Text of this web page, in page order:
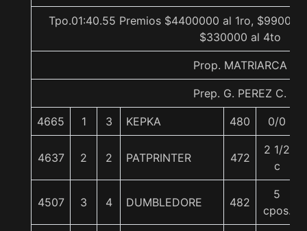
Tpo.01:40.55 Premios $4400000 al 1ro,
$330000 al 4to
Prop. MATRIARCA
Prep. G. PEREZ C.
4665 1 3 KEPKA 480 0/0
4637 2 2 PATPRINTER 472
2 1/2
c
4507 3 4 DUMBLEDORE 482
5
cpos.